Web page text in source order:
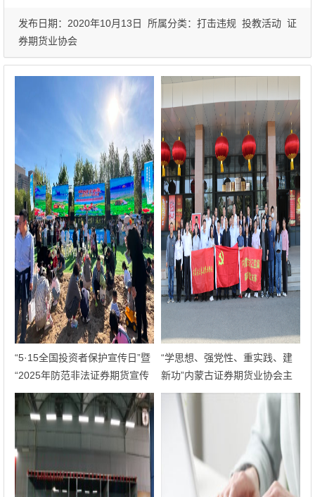
发布日期：2020年10月13日 所属分类： 打击违规 投教活动 证
券期货业协会
“5·15全国投资者保护宣传日”暨
“2025年防范非法证券期货宣传
月”草地音乐市集活动圆满举办
——寓教于乐，守护投资者权益
“学思想、强党性、重实践、建
新功”内蒙古证券期货业协会主
题党日活动成功举办